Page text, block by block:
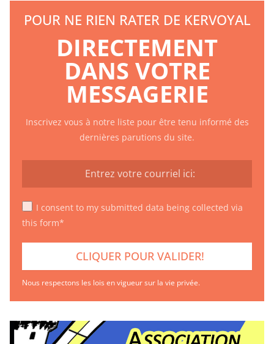
POUR NE RIEN RATER DE KERVOYAL
DIRECTEMENT
DANS VOTRE
MESSAGERIE
Inscrivez vous à notre liste pour être tenu informé des
dernières parutions du site.
I consent to my submitted data being collected via
this form*
Nous respectons les lois en vigueur sur la vie privée.